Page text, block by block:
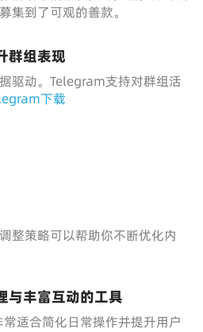
集到了可观的善款。
群组表现
驱动。Telegram支持对群组活
下载
整策略可以帮助你不断优化内
与丰富互动的工具
适合简化日常操作并提升用户